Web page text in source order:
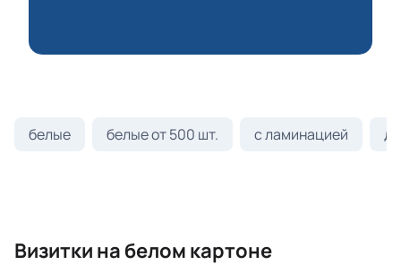
белые белые от 500 шт. с ламинацией
Визитки на белом картоне